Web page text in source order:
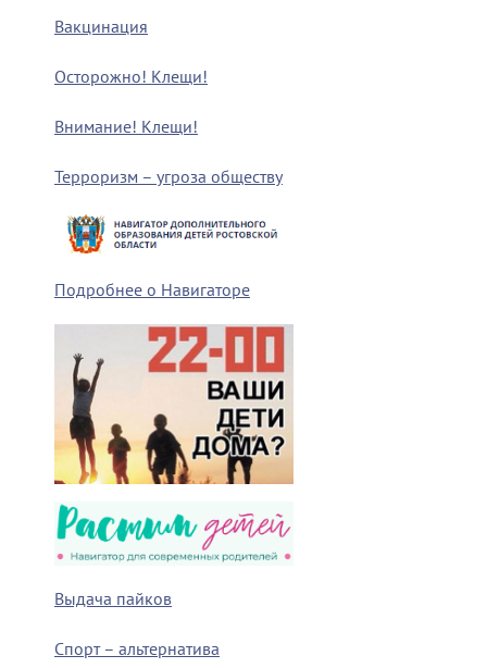
Вакцинация
Осторожно! Клещи!
Внимание! Клещи!
Терроризм – угроза обществу
Подробнее о Навигаторе
Выдача пайков
Спорт – альтернатива